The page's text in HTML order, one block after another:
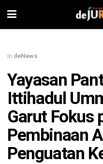
in deNews
Yayasan
Ittihadul
Garut Fokus
Pembinaan
Penguatan